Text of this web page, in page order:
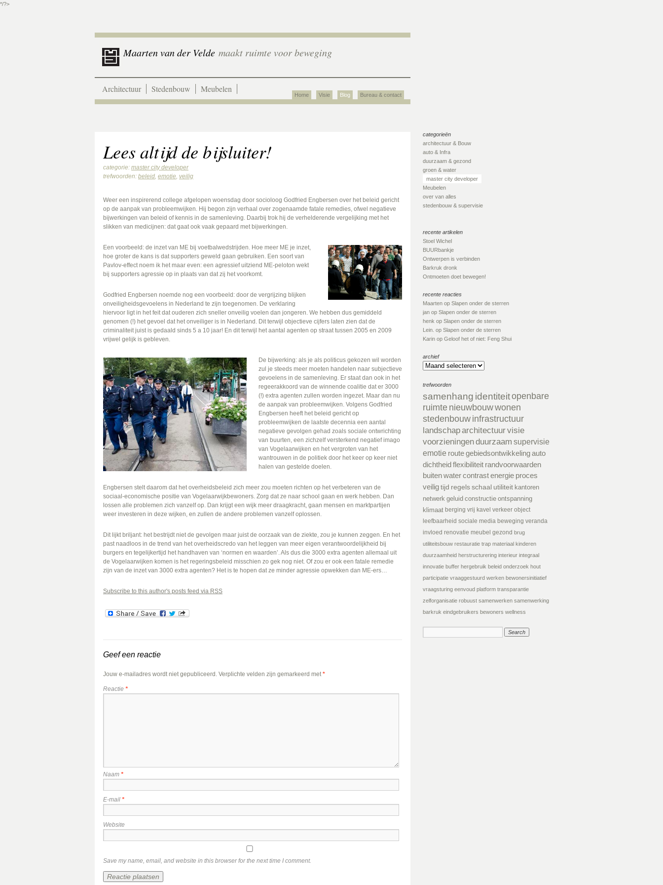
*/?>
Maarten van der Velde maakt ruimte voor beweging
Architectuur Stedenbouw Meubelen
Home Visie Blog Bureau & contact
Lees altijd de bijsluiter!
categorie: master city developer
trefwoorden: beleid, emotie, veilig
Weer een inspirerend college afgelopen woensdag door socioloog Godfried Engbersen over het beleid gericht
op de aanpak van probleemwijken. Hij begon zijn verhaal over zogenaamde fatale remedies, ofwel negatieve
bijwerkingen van beleid of kennis in de samenleving. Daarbij trok hij de verhelderende vergelijking met het
slikken van medicijnen: dat gaat ook vaak gepaard met bijwerkingen.
Een voorbeeld: de inzet van ME bij voetbalwedstrijden. Hoe meer ME je inzet,
hoe groter de kans is dat supporters geweld gaan gebruiken. Een soort van
Pavlov-effect noem ik het maar even: een agressief uitziend ME-peloton wekt
bij supporters agressie op in plaats van dat zij het voorkomt.
Godfried Engbersen noemde nog een voorbeeld: door de vergrijzing blijken
onveiligheidsgevoelens in Nederland te zijn toegenomen. De verklaring
hiervoor ligt in het feit dat ouderen zich sneller onveilig voelen dan jongeren. We hebben dus gemiddeld
genomen (!) het gevoel dat het onveiliger is in Nederland. Dit terwijl objectieve cijfers laten zien dat de
criminaliteit juist is gedaald sinds 5 a 10 jaar! En dit terwijl het aantal agenten op straat tussen 2005 en 2009
vrijwel gelijk is gebleven.
De bijwerking: als je als politicus gekozen wil worden
zul je steeds meer moeten handelen naar subjectieve
gevoelens in de samenleving. Er staat dan ook in het
regeerakkoord van de winnende coalitie dat er 3000
(!) extra agenten zullen worden ingezet. Maar dan nu
de aanpak van probleemwijken. Volgens Godfried
Engbersen heeft het beleid gericht op
probleemwijken de laatste decennia een aantal
negatieve gevolgen gehad zoals sociale ontwrichting
van buurten, een zichzelf versterkend negatief imago
van Vogelaarwijken en het vergroten van het
wantrouwen in de politiek door het keer op keer niet
halen van gestelde doelen.
Engbersen stelt daarom dat het overheidsbeleid zich meer zou moeten richten op het verbeteren van de
sociaal-economische positie van Vogelaarwijkbewoners. Zorg dat ze naar school gaan en werk hebben. Dan
lossen alle problemen zich vanzelf op. Dan krijgt een wijk meer draagkracht, gaan mensen en marktpartijen
weer investeren in deze wijken, en zullen de andere problemen vanzelf oplossen.
Dit lijkt briljant: het bestrijdt niet de gevolgen maar juist de oorzaak van de ziekte, zou je kunnen zeggen. En het
past naadloos in de trend van het overheidscredo van het leggen van meer eigen verantwoordelijkheid bij
burgers en tegelijkertijd het handhaven van ‘normen en waarden’. Als dus die 3000 extra agenten allemaal uit
de Vogelaarwijken komen is het regeringsbeleid misschien zo gek nog niet. Of zou er ook een fatale remedie
zijn van de inzet van 3000 extra agenten? Het is te hopen dat ze minder agressie opwekken dan ME-ers…
Subscribe to this author's posts feed via RSS
Geef een reactie
Jouw e-mailadres wordt niet gepubliceerd. Verplichte velden zijn gemarkeerd met*
Reactie *
Naam *
E-mail *
Website
Save my name, email, and website in this browser for the next time I comment.
categorieën
architectuur & Bouw
auto & Infra
duurzaam & gezond
groen & water
master city developer
Meubelen
over van alles
stedenbouw & supervisie
recente artikelen
Stoel Wichel
BUURbankje
Ontwerpen is verbinden
Barkruk dronk
Ontmoeten doet bewegen!
recente reacties
Maarten op Slapen onder de sterren
jan op Slapen onder de sterren
henk op Slapen onder de sterren
Lein. op Slapen onder de sterren
Karin op Geloof het of niet: Feng Shui
archief
trefwoorden
samenhang identiteitopenbare
ruimte nieuwbouwwonen
stedenbouw infrastructuur
landschaparchitectuurvisie
voorzieningenduurzaam supervisie
emotie routegebiedsontwikkelingauto
dichtheidflexibiliteit randvoorwaarden
buitenwatercontrastenergie proces
veiligtijd regelsschaal utiliteit kantoren
netwerk geluid constructie ontspanning
klimaat berging vrij kavel verkeer object
leefbaarheid sociale media beweging veranda
invloed renovatie meubel gezond brug
utiliteitsbouw restauratie trap materiaal kinderen
duurzaamheid herstructurering interieur integraal
innovatie buffer hergebruik beleid onderzoek hout
participatie vraaggestuurd werken bewonersinitiatief
vraagsturing eenvoud platform transparantie
zelforganisatie robuust samenwerken samenwerking
barkruk eindgebruikers bewoners wellness